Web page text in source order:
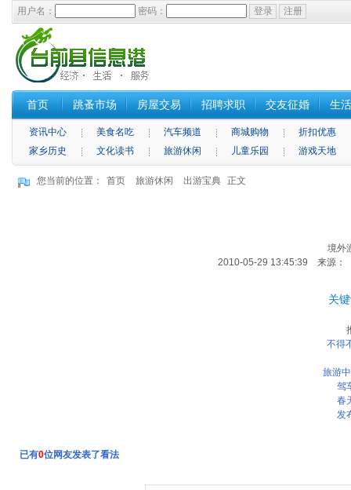
用户名： 密码：
首页 跳蚤市场 房屋交易 招聘求职 交友征婚 生
资讯中心 美食名吃 汽车频道 商城购物
折扣优惠
家乡历史
文化读书 旅游休闲 儿童乐园 游戏天地
您当前的位置： 首页 旅游休闲 出游宝典 正文
境外
2010-05-29 13:45:39 来源：
关
不得
旅游
驾
春
发
已有0位网友发表了看法